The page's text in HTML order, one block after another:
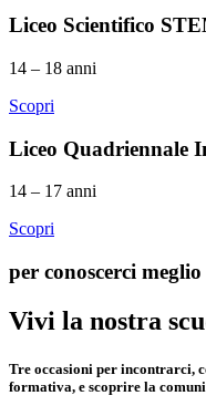
Liceo Scientifico
14 – 18 anni
Scopri
Liceo Quadriennale
14 – 17 anni
Scopri
per conoscerci meglio
Vivi la nostra
Tre occasioni per incontrarci,
formativa, e scoprire la